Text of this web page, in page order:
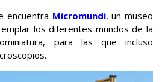
encuentra Micromundi, un museo
los diferentes mundos de la
para las que incluso